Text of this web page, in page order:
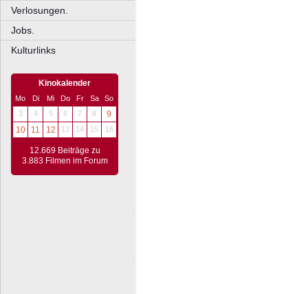
Verlosungen.
Jobs.
Kulturlinks
Kinokalender
Mo Di Mi Do Fr Sa
So
3
4 5 6 7 8
9
10
11 12 13 14 15 16
12.669 Beiträge zu
3.883 Filmen im Forum